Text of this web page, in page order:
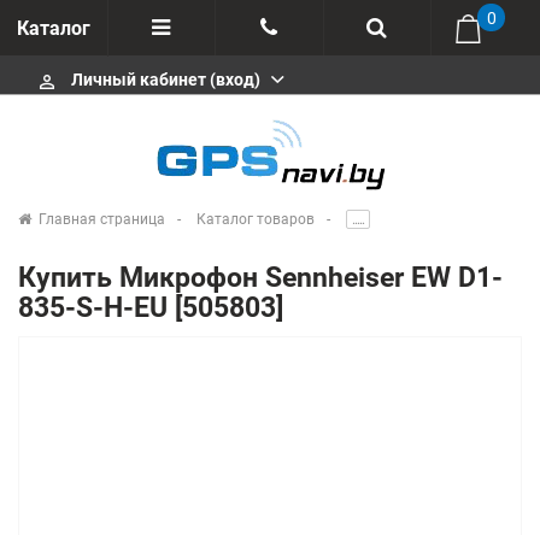
Каталог
Отзывы
+375 291646666
msa333
info@gpsnavi.by
0
perm_identity Личный кабинет (вход)
Главная страница Каталог товаров .....
Купить Микрофон Sennheiser EW D1-
835-S-H-EU [505803]